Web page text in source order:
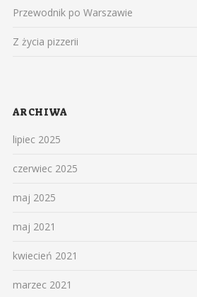
Przewodnik po Warszawie
Z życia pizzerii
ARCHIWA
lipiec 2025
czerwiec 2025
maj 2025
maj 2021
kwiecień 2021
marzec 2021